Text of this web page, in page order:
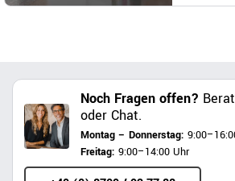
Noch Fragen offen?
oder Chat.
Montag – Donnerstag:
Freitag: 9:00–14:00 Uhr